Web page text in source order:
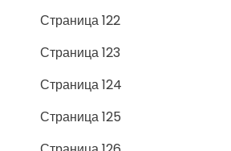
Страница 122
Страница 123
Страница 124
Страница 125